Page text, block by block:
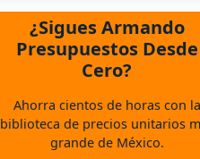
¿Sigues Armando
Presupuestos Desde
Cero?
Ahorra cientos de horas con la
biblioteca de precios unitarios
grande de México.